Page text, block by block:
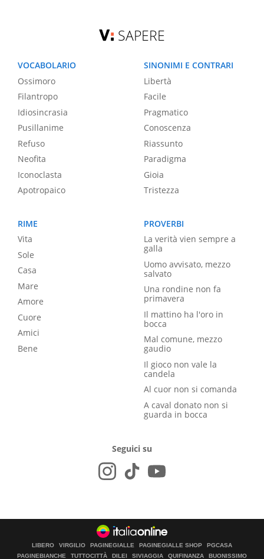
SAPERE
VOCABOLARIO
Ossimoro
Filantropo
Idiosincrasia
Pusillanime
Refuso
Neofita
Iconoclasta
Apotropaico
SINONIMI E CONTRARI
Libertà
Facile
Pragmatico
Conoscenza
Riassunto
Paradigma
Gioia
Tristezza
RIME
Vita
Sole
Casa
Mare
Amore
Cuore
Amici
Bene
PROVERBI
La verità vien sempre a
galla
Uomo avvisato, mezzo
salvato
Una rondine non fa
primavera
Il mattino ha l'oro in
bocca
Mal comune, mezzo
gaudio
Il gioco non vale la
candela
Al cuor non si comanda
A caval donato non si
guarda in bocca
Seguici su
LIBERO VIRGILIO PAGINEGIALLE PAGINEGIALLE SHOP
PGCASA
PAGINEBIANCHE
TUTTOCITTÀ DILEI SIVIAGGIA QUIFINANZA BUONISSIMO